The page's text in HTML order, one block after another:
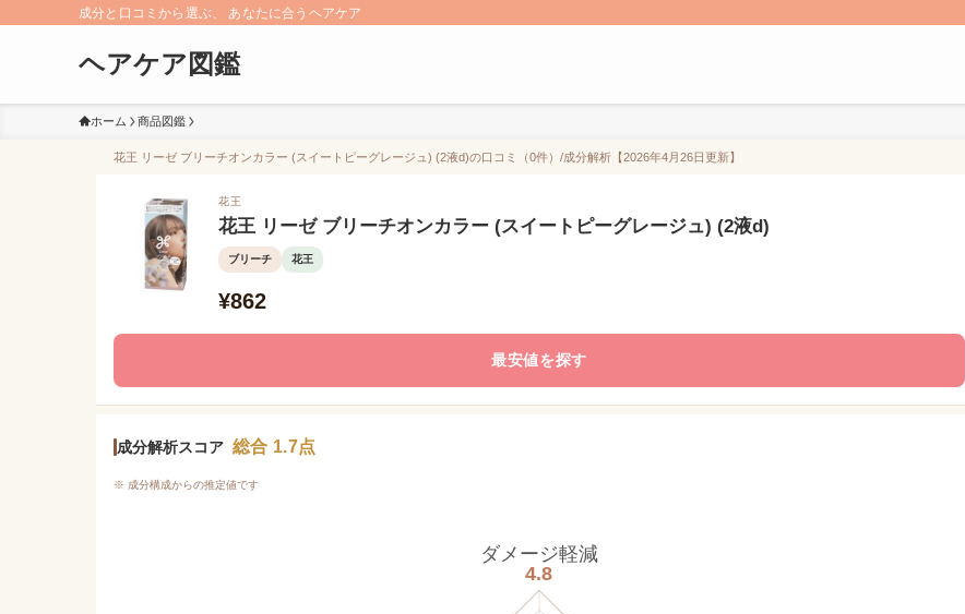
成分と口コミから選ぶ、 あなたに合うヘアケア
ヘアケア図鑑
ホーム 商品図鑑
花王 リーゼ ブリーチオンカラー (スイートピーグレージュ) (2液d)の口コミ（0件）/成分解析【2026年4月26日更新】
花王
花王 リーゼ ブリーチオンカラー (スイートピーグレージュ) (2液d)
ブリーチ 花王
¥862
最安値を探す
成分解析スコア 総合 1.7点
※ 成分構成からの推定値です
ダメージ軽減
4.8